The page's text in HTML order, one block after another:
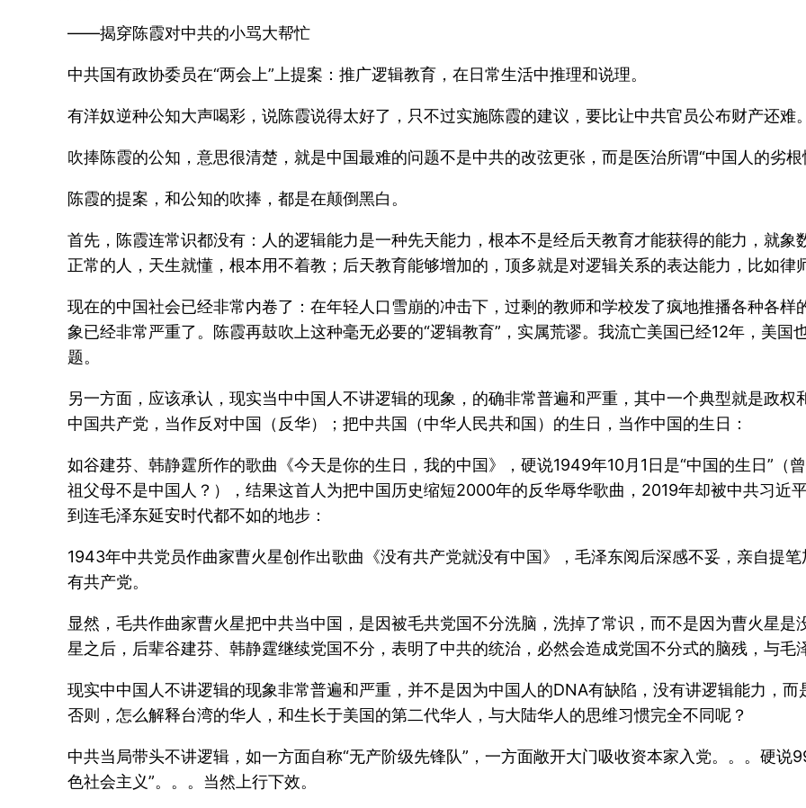
——揭穿陈霞对中共的小骂大帮忙
中共国有政协委员在“两会上”上提案：推广逻辑教育，在日常生活中推理和说理。
有洋奴逆种公知大声喝彩，说陈霞说得太好了，只不过实施陈霞的建议，要比让中共官员公布财产还难
吹捧陈霞的公知，意思很清楚，就是中国最难的问题不是中共的改弦更张，而是医治所谓“中国人的劣
陈霞的提案，和公知的吹捧，都是在颠倒黑白。
首先，陈霞连常识都没有：人的逻辑能力是一种先天能力，根本不是经后天教育才能获得的能力，就
正常的人，天生就懂，根本用不着教；后天教育能够增加的，顶多就是对逻辑关系的表达能力，比如律
现在的中国社会已经非常内卷了：在年轻人口雪崩的冲击下，过剩的教师和学校发了疯地推播各种各
象已经非常严重了。陈霞再鼓吹上这种毫无必要的“逻辑教育”，实属荒谬。我流亡美国已经12年，美国
题。
另一方面，应该承认，现实当中中国人不讲逻辑的现象，的确非常普遍和严重，其中一个典型就是政
中国共产党，当作反对中国（反华）；把中共国（中华人民共和国）的生日，当作中国的生日：
如谷建芬、韩静霆所作的歌曲《今天是你的生日，我的中国》，硬说1949年10月1日是“中国的生日”（
祖父母不是中国人？），结果这首人为把中国历史缩短2000年的反华辱华歌曲，2019年却被中共习近
到连毛泽东延安时代都不如的地步：
1943年中共党员作曲家曹火星创作出歌曲《没有共产党就没有中国》，毛泽东阅后深感不妥，亲自提
有共产党。
显然，毛共作曲家曹火星把中共当中国，是因被毛共党国不分洗脑，洗掉了常识，而不是因为曹火星
星之后，后辈谷建芬、韩静霆继续党国不分，表明了中共的统治，必然会造成党国不分式的脑残，与毛
现实中中国人不讲逻辑的现象非常普遍和严重，并不是因为中国人的DNA有缺陷，没有讲逻辑能力，
否则，怎么解释台湾的华人，和生长于美国的第二代华人，与大陆华人的思维习惯完全不同呢？
中共当局带头不讲逻辑，如一方面自称“无产阶级先锋队”，一方面敞开大门吸收资本家入党。。。硬说
色社会主义”。。。当然上行下效。